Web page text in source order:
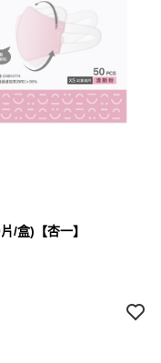
/盒)【杏一】